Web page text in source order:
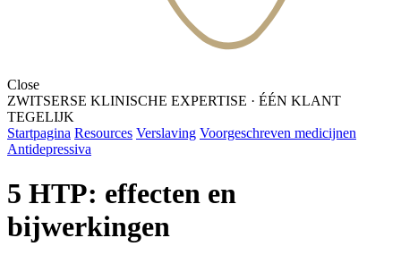
Close
ZWITSERSE KLINISCHE EXPERTISE · ÉÉN KLANT
TEGELIJK
Startpagina Resources Verslaving Voorgeschreven medicijnen
Antidepressiva
5 HTP: effecten en
bijwerkingen